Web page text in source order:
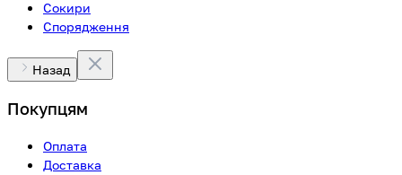
Сокири
Спорядження
Назад
Покупцям
Оплата
Доставка